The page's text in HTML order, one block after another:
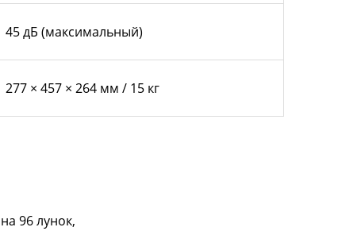
45 дБ (максимальный)
277 × 457 × 264 мм / 15 кг
на 96 лунок,